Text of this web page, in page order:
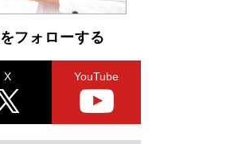
フォローする
X YouTube